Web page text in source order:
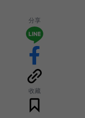
分享
收藏